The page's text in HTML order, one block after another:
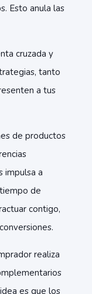
Esto anula las
cruzada y
tanto
a tus
de productos
impulsa a
de
contigo,
realiza
es que los